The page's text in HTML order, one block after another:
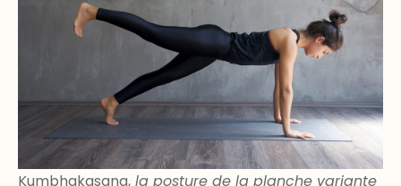
Kumbhakasana, la posture de la planche variante